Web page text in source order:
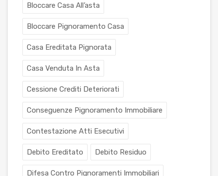
Bloccare Casa All’asta
Bloccare Pignoramento Casa
Casa Ereditata Pignorata
Casa Venduta In Asta
Cessione Crediti Deteriorati
Conseguenze Pignoramento Immobiliare
Contestazione Atti Esecutivi
Debito Ereditato Debito Residuo
Difesa Contro Pignoramenti Immobiliari